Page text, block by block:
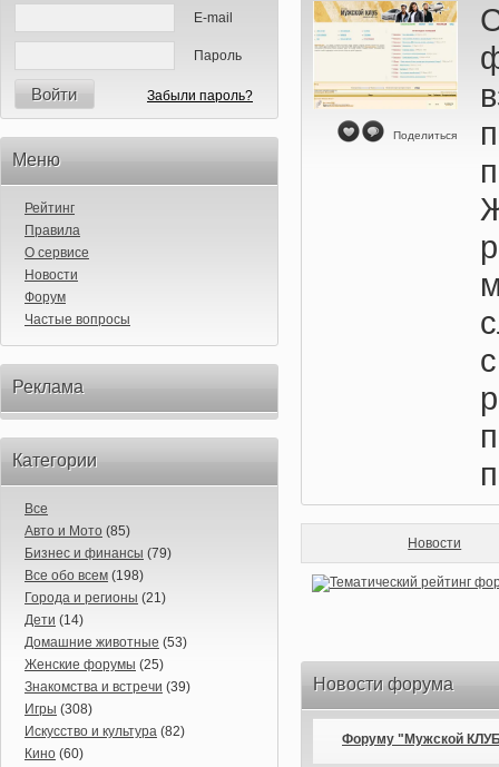
E-mail
Пароль
Войти Забыли пароль?
Меню
Рейтинг
Правила
О сервисе
Новости
Форум
Частые вопросы
Реклама
Категории
Все
Авто и Мото (85)
Бизнес и финансы (79)
Все обо всем (198)
Города и регионы (21)
Дети (14)
Домашние животные (53)
Женские форумы (25)
Знакомства и встречи (39)
Игры (308)
Искусство и культура (82)
Кино (60)
Поделиться
Новости
Новости форума
Форуму "Мужской